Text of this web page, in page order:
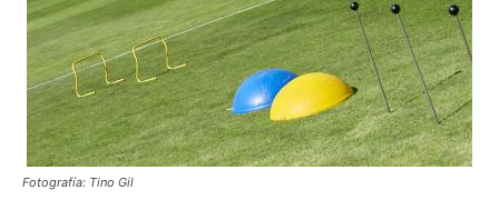
Fotografía: Tino Gil